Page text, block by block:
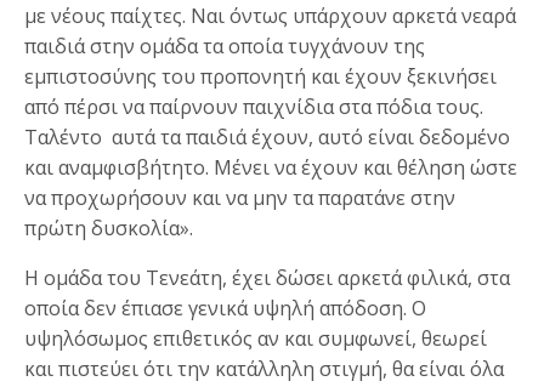
με νέους παίχτες. Ναι όντως υπάρχουν αρκετά νεαρά
παιδιά στην ομάδα τα οποία τυγχάνουν της
εμπιστοσύνης του προπονητή και έχουν ξεκινήσει
από πέρσι να παίρνουν παιχνίδια στα πόδια τους.
Ταλέντο αυτά τα παιδιά έχουν, αυτό είναι δεδομένο
και αναμφισβήτητο. Μένει να έχουν και θέληση ώστε
να προχωρήσουν και να μην τα παρατάνε στην
πρώτη δυσκολία».
Η ομάδα του Τενεάτη, έχει δώσει αρκετά φιλικά, στα
οποία δεν έπιασε γενικά υψηλή απόδοση. Ο
υψηλόσωμος επιθετικός αν και συμφωνεί, θεωρεί
και πιστεύει ότι την κατάλληλη στιγμή, θα είναι όλα